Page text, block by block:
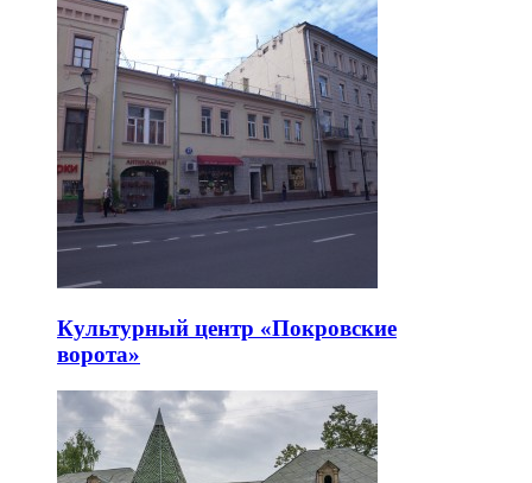
Культурный центр «Покровские
ворота»